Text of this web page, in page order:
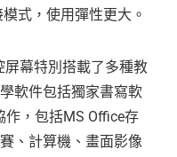
式，使用彈性更大。
屏幕特別搭載了多種教
軟件包括獨家書寫軟
作，包括MS Office存
、計算機、畫面影像